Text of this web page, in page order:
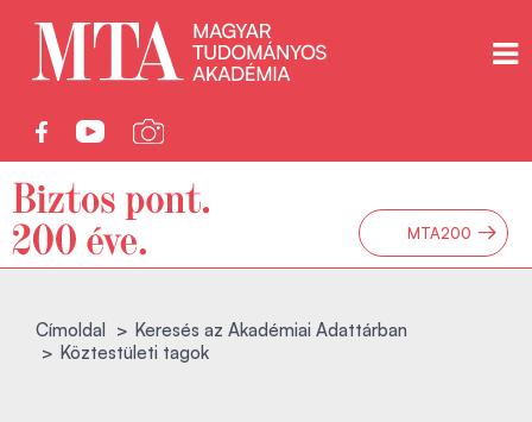
MTA200 →
Címoldal
Keresés az Akadémiai Adattárban
Köztestületi tagok